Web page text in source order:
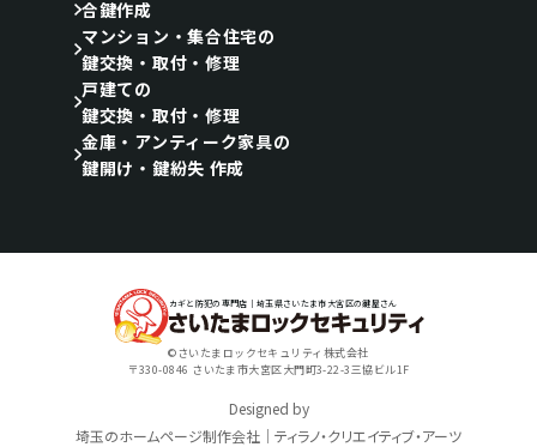
合鍵作成
マンション・集合住宅の
鍵交換・取付・修理
戸建ての
鍵交換・取付・修理
金庫・アンティーク家具の
鍵開け・鍵紛失 作成
カギと防犯の専門店｜埼玉県さいたま市大宮区の鍵屋さん
©さいたまロックセキュリティ株式会社
〒330-0846 さいたま市大宮区大門町3-22-3三協ビル1F
Designed by
埼玉のホームページ制作会社｜ティラノ・クリエイティブ・アーツ